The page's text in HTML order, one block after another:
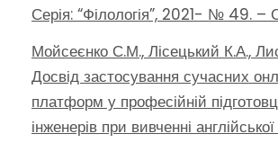
Серія: “Філологія”, 2021- № 49. –
Мойсеєнко С.М., Лісецький К.А.,
Досвід застосування сучасних
платформ у професійній
інженерів при вивченні